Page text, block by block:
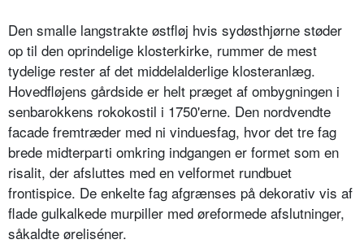
Den smalle langstrakte østfløj hvis sydøsthjørne støder
op til den oprindelige klosterkirke, rummer de mest
tydelige rester af det middelalderlige klosteranlæg.
Hovedfløjens gårdside er helt præget af ombygningen i
senbarokkens rokokostil i 1750'erne. Den nordvendte
facade fremtræder med ni vinduesfag, hvor det tre fag
brede midterparti omkring indgangen er formet som en
risalit, der afsluttes med en velformet rundbuet
frontispice. De enkelte fag afgrænses på dekorativ vis af
flade gulkalkede murpiller med øreformede afslutninger,
såkaldte øreliséner.